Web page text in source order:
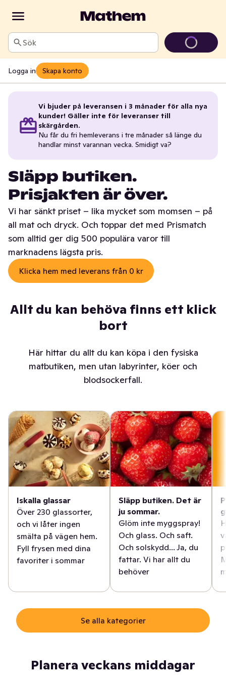
Sök
Logga in Skapa konto
Vi bjuder på leveransen i 3 månader för alla nya
kunder! Gäller inte för leveranser till
skärgården.
Nu får du fri hemleverans i tre månader så länge du
handlar minst varannan vecka. Smidigt va?
Släpp butiken.
Prisjakten är över.
Vi har sänkt priset – lika mycket som momsen – på
all mat och dryck. Och toppar det med Prismatch
som alltid ger dig 500 populära varor till
marknadens lägsta pris.
Klicka hem med leverans från 0 kr
Allt du kan behöva finns ett klick
bort
Här hittar du allt du kan köpa i den fysiska
matbutiken, men utan labyrinter, köer och
blodsockerfall.
Iskalla glassar
Över 230 glassorter,
och vi låter ingen
smälta på vägen hem.
Fyll frysen med dina
favoriter i sommar
Släpp butiken. Det är
ju sommar.
Glöm inte myggspray!
Och glass. Och saft.
Och solskydd... Ja, du
fattar. Vi har allt du
behöver
Se alla kategorier
Planera veckans middagar